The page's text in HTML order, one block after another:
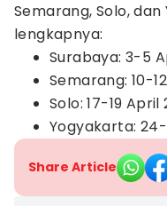
Semarang, Solo,
lengkapnya:
Surabaya: 3-5
Semarang: 10-
Solo: 17-19 April
Yogyakarta:
Share Article